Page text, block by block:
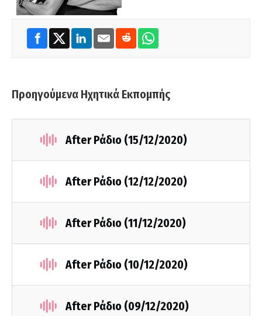
Προηγούμενα Ηχητικά Εκπομπής
After Ράδιο (15/12/2020)
After Ράδιο (12/12/2020)
After Ράδιο (11/12/2020)
After Ράδιο (10/12/2020)
After Ράδιο (09/12/2020)